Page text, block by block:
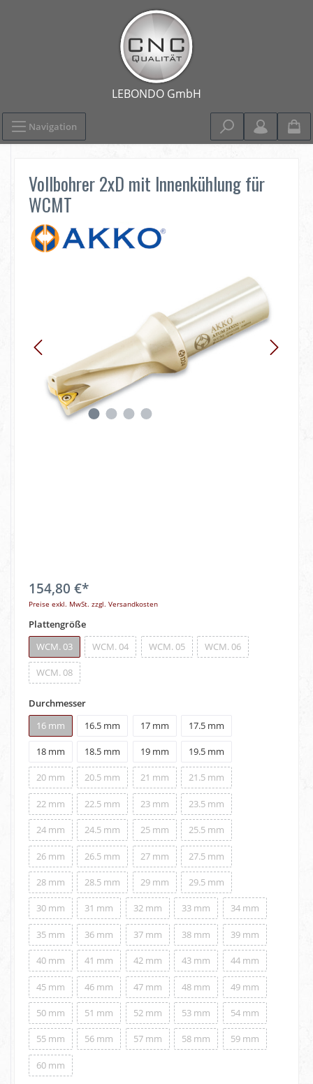
Navigation
Vollbohrer 2xD mit Innenkühlung für
WCMT
154,80 €*
Preise exkl. MwSt. zzgl. Versandkosten
Plattengröße
WCM. 03
WCM. 04 WCM. 05 WCM. 06
WCM. 08
Durchmesser
16 mm
16.5 mm 17 mm 17.5 mm
18 mm 18.5 mm 19 mm 19.5 mm
20 mm 20.5 mm 21 mm 21.5 mm
22 mm 22.5 mm 23 mm 23.5 mm
24 mm 24.5 mm 25 mm 25.5 mm
26 mm 26.5 mm 27 mm 27.5 mm
28 mm 28.5 mm 29 mm 29.5 mm
30 mm 31 mm 32 mm 33 mm 34 mm
35 mm 36 mm 37 mm 38 mm 39 mm
40 mm 41 mm 42 mm 43 mm 44 mm
45 mm 46 mm 47 mm 48 mm 49 mm
50 mm 51 mm 52 mm 53 mm 54 mm
55 mm 56 mm 57 mm 58 mm 59 mm
60 mm